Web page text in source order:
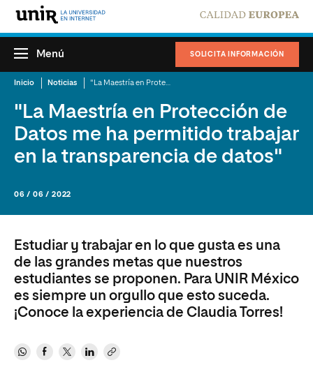
SOLICITA INFORMACIÓN
Menú
Inicio Noticias
"La Maestría en Protección de
Datos me ha permitido trabajar
en la transparencia de datos"
06 / 06 / 2022
Estudiar y trabajar en lo que gusta es una
de las grandes metas que nuestros
estudiantes se proponen. Para UNIR México
es siempre un orgullo que esto suceda.
¡Conoce la experiencia de Claudia Torres!